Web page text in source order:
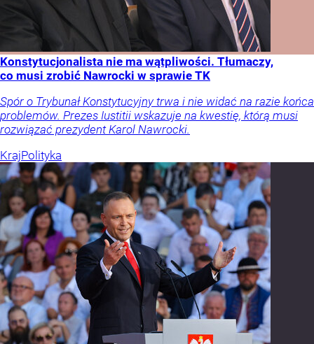
Konstytucjonalista nie ma wątpliwości. Tłumaczy,
co musi zrobić Nawrocki w sprawie TK
Spór o Trybunał Konstytucyjny trwa i nie widać na razie końca
problemów. Prezes Iustitii wskazuje na kwestię, którą musi
rozwiązać prezydent Karol Nawrocki.
KrajPolityka